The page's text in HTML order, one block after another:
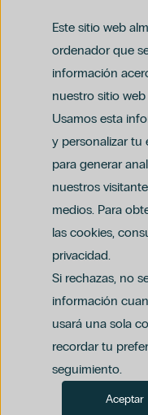
Este sitio web
ordenador que
información
nuestro sitio
Usamos esta
y personalizar tu
para generar
nuestros
medios. Para
las cookies,
privacidad.
Si rechazas, no
información
usará una sola
recordar tu
seguimiento.
Aceptar
Dr. Federico Gentile
Ginecología Y
Glaucoma
Matronas
Obesidad
Prevención
Traumatología Y
Alimentación Infantil
Alimentación
Apneas
Astigmatismo
Cirugía General Y
Cirugía
Cáncer De Mama
Diabetes
Dr. Leopoldo
Política de privacidad y
Política del canal ético (PDF)
Política de compliance penal (PDF)